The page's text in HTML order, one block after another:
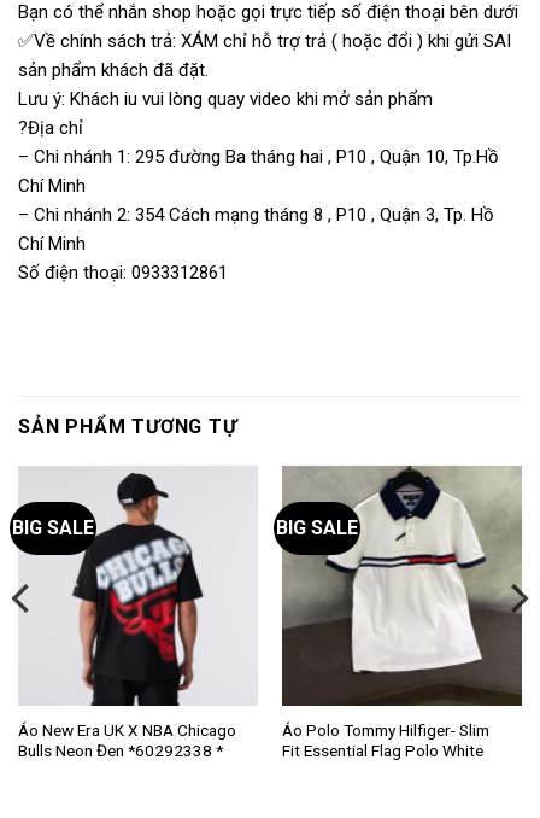
Bạn có thể nhắn shop hoặc gọi trực tiếp số điện thoại bên dưới
✅Về chính sách trả: XÁM chỉ hỗ trợ trả ( hoặc đổi ) khi gửi SAI
sản phẩm khách đã đặt.
Lưu ý: Khách iu vui lòng quay video khi mở sản phẩm
?Địa chỉ
– Chi nhánh 1: 295 đường Ba tháng hai , P10 , Quận 10, Tp.Hồ
Chí Minh
– Chi nhánh 2: 354 Cách mạng tháng 8 , P10 , Quận 3, Tp. Hồ
Chí Minh
Số điện thoại: 0933312861
SẢN PHẨM TƯƠNG TỰ
BIG SALE
Áo New Era UK X NBA Chicago
Bulls Neon Đen *60292338 *
Sản
phẩm
BIG SALE
Áo Polo Tommy Hilfiger- Slim
Fit Essential Flag Polo White
Sản
phẩm